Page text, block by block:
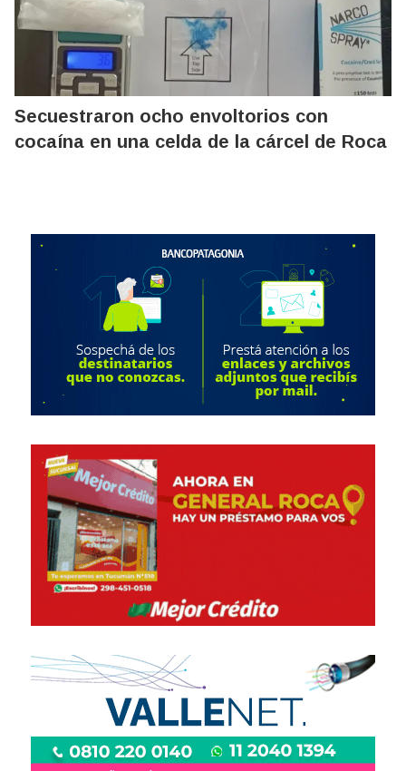
Secuestraron ocho envoltorios con
cocaína en una celda de la cárcel de Roca